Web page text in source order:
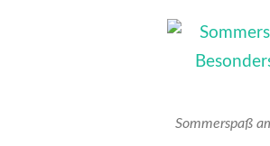
Sommerspaß